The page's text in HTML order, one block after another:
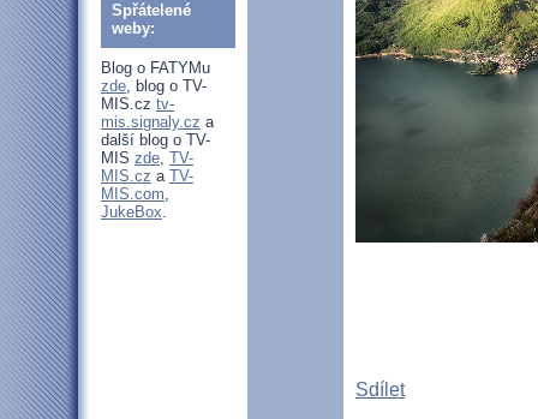
Spřátelené
weby:
Blog o FATYMu
zde, blog o TV-
MIS.cz tv-
mis.signaly.cz a
další blog o TV-
MIS zde, TV-
MIS.cz a TV-
MIS.com,
JukeBox.
Sdílet